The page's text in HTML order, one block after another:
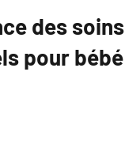
des soins
pour bébé